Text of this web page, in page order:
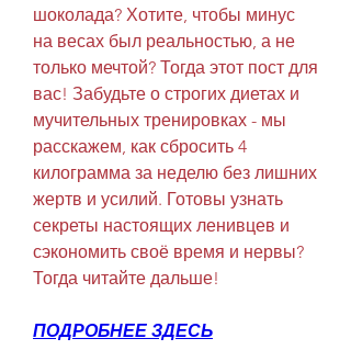
шоколада? Хотите, чтобы минус
на весах был реальностью, а не
только мечтой? Тогда этот пост для
вас! Забудьте о строгих диетах и
мучительных тренировках - мы
расскажем, как сбросить 4
килограмма за неделю без лишних
жертв и усилий. Готовы узнать
секреты настоящих ленивцев и
сэкономить своё время и нервы?
Тогда читайте дальше!
ПОДРОБНЕЕ ЗДЕСЬ